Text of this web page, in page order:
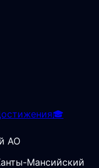
🎓
АО
Мансийский